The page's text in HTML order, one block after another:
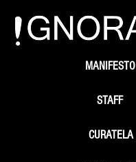
STAFF
MANIFESTO
CURATELA